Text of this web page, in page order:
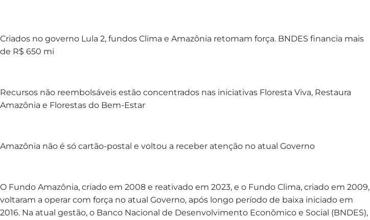
Criados no governo Lula 2, fundos Clima e Amazônia retomam força. BNDES financia mais
de R$ 650 mi
Recursos não reembolsáveis estão concentrados nas iniciativas Floresta Viva, Restaura
Amazônia e Florestas do Bem-Estar
Amazônia não é só cartão-postal e voltou a receber atenção no atual Governo
O Fundo Amazônia, criado em 2008 e reativado em 2023, e o Fundo Clima, criado em 2009,
voltaram a operar com força no atual Governo, após longo período de baixa iniciado em
2016. Na atual gestão, o Banco Nacional de Desenvolvimento Econômico e Social (BNDES),